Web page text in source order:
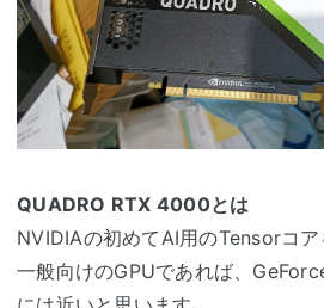
QUADRO RTX 4000とは
NVIDIAの初めてAI用のTensorコア
一般向けのGPUであれば、